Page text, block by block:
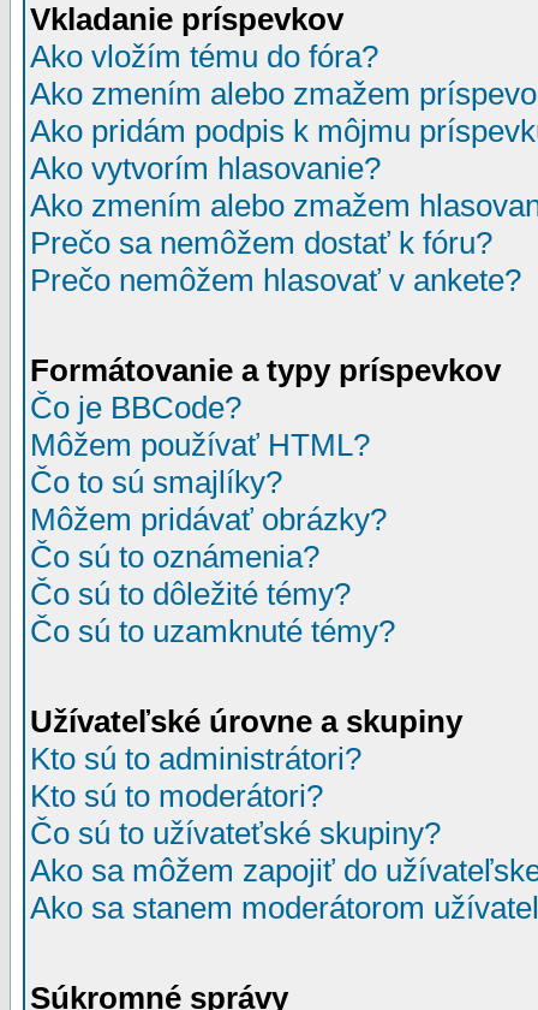
Vkladanie príspevkov
Ako vložím tému do fóra?
Ako zmením alebo zmažem
Ako pridám podpis k môjmu
Ako vytvorím hlasovanie?
Ako zmením alebo zmažem
Prečo sa nemôžem dostať k fóru?
Prečo nemôžem hlasovať v ankete?
Formátovanie a typy príspevkov
Čo je BBCode?
Môžem používať HTML?
Čo to sú smajlíky?
Môžem pridávať obrázky?
Čo sú to oznámenia?
Čo sú to dôležité témy?
Čo sú to uzamknuté témy?
Užívateľské úrovne a skupiny
Kto sú to administrátori?
Kto sú to moderátori?
Čo sú to užívateťské skupiny?
Ako sa môžem zapojiť do
Ako sa stanem moderátorom
Súkromné správy